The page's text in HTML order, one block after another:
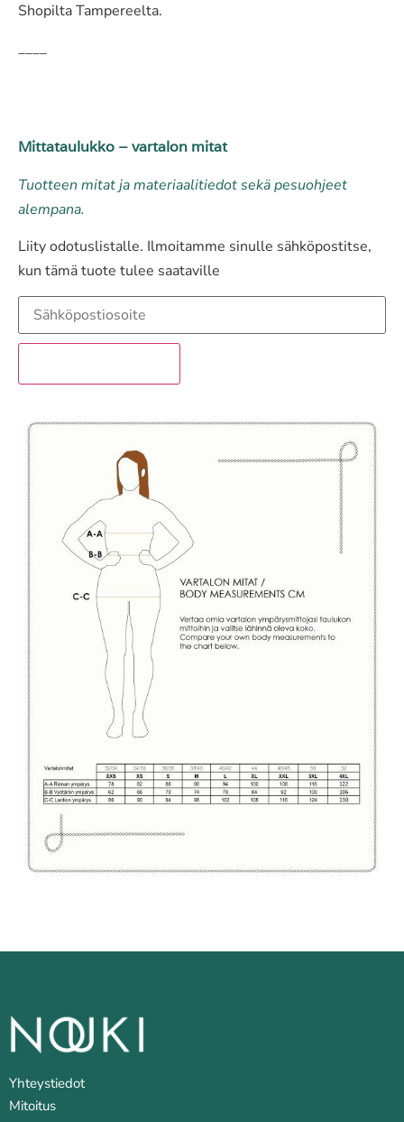
Shopilta Tampereelta.
____
Mittataulukko – vartalon mitat
Tuotteen mitat ja materiaalitiedot sekä pesuohjeet
alempana.
Liity odotuslistalle. Ilmoitamme sinulle sähköpostitse,
kun tämä tuote tulee saataville
Kirjoita
sähköpostiosoitteesi
liittyäkseksi
tuotteen
Yhteystiedot
Mitoitus